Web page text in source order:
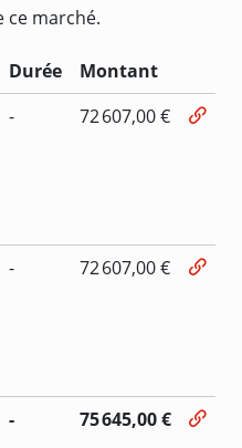
ce marché.
Durée
Montant
- 72 607,00 €
- 72 607,00 €
- 75 645,00 €